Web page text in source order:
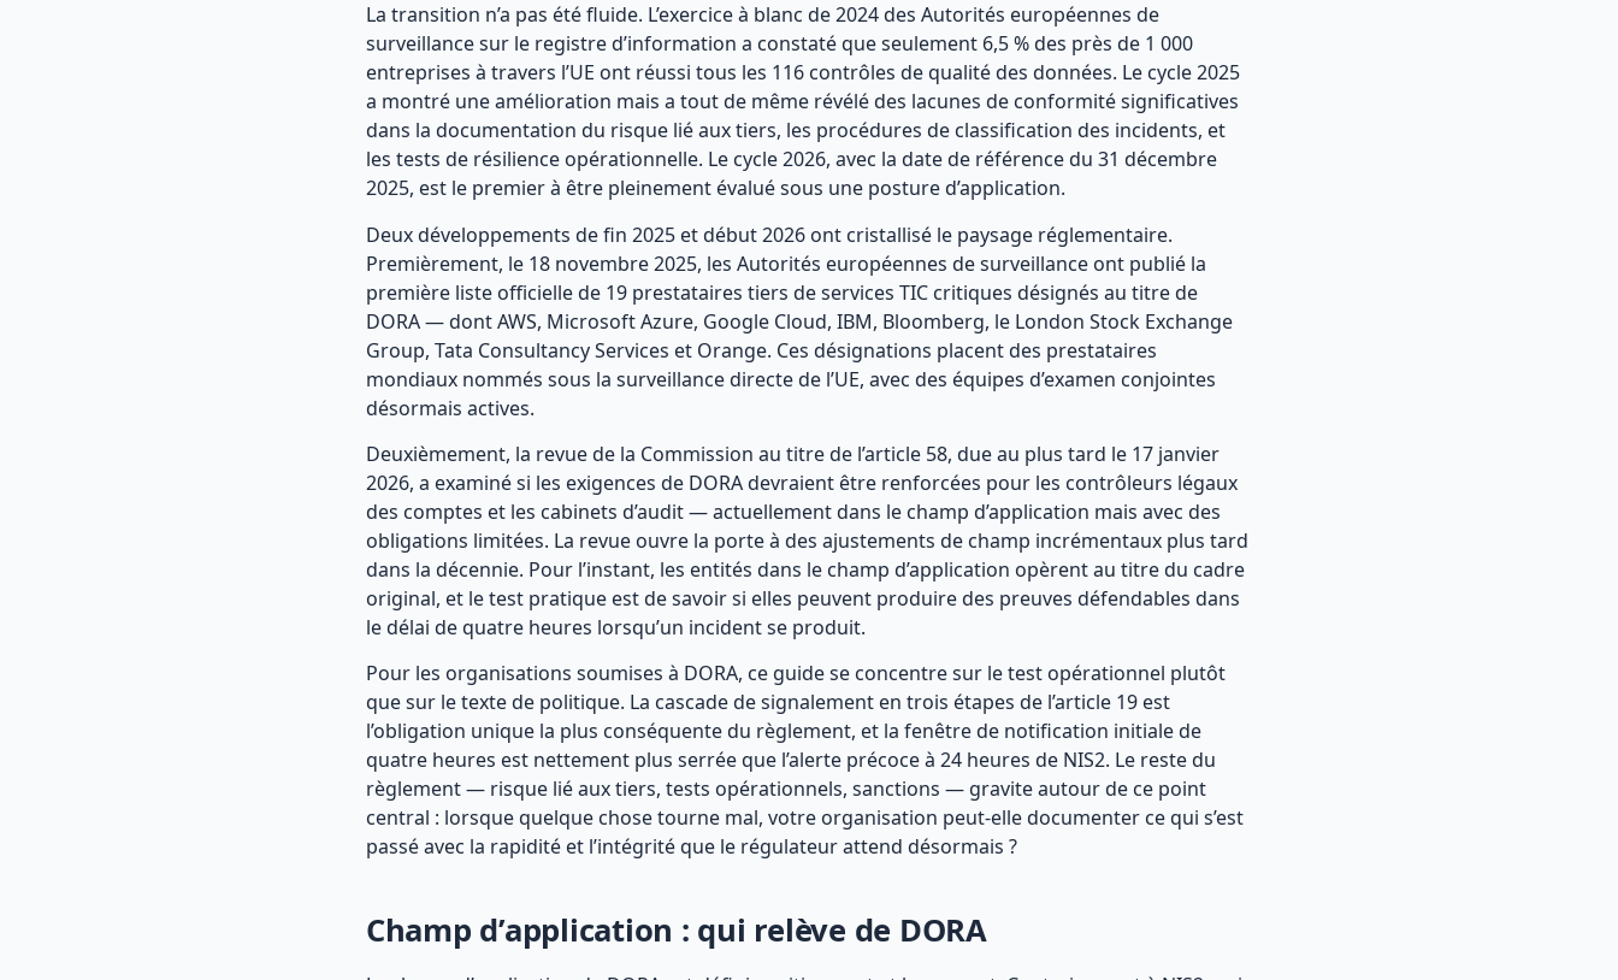
La transition n’a pas été fluide. L’exercice à blanc de 2024 des Autorités européennes de
surveillance sur le registre d’information a constaté que seulement 6,5 % des près de 1 000
entreprises à travers l’UE ont réussi tous les 116 contrôles de qualité des données. Le cycle 2025
a montré une amélioration mais a tout de même révélé des lacunes de conformité significatives
dans la documentation du risque lié aux tiers, les procédures de classification des incidents, et
les tests de résilience opérationnelle. Le cycle 2026, avec la date de référence du 31 décembre
2025, est le premier à être pleinement évalué sous une posture d’application.
Deux développements de fin 2025 et début 2026 ont cristallisé le paysage réglementaire.
Premièrement, le 18 novembre 2025, les Autorités européennes de surveillance ont publié la
première liste officielle de 19 prestataires tiers de services TIC critiques désignés au titre de
DORA — dont AWS, Microsoft Azure, Google Cloud, IBM, Bloomberg, le London Stock Exchange
Group, Tata Consultancy Services et Orange. Ces désignations placent des prestataires
mondiaux nommés sous la surveillance directe de l’UE, avec des équipes d’examen conjointes
désormais actives.
Deuxièmement, la revue de la Commission au titre de l’article 58, due au plus tard le 17 janvier
2026, a examiné si les exigences de DORA devraient être renforcées pour les contrôleurs légaux
des comptes et les cabinets d’audit — actuellement dans le champ d’application mais avec des
obligations limitées. La revue ouvre la porte à des ajustements de champ incrémentaux plus tard
dans la décennie. Pour l’instant, les entités dans le champ d’application opèrent au titre du cadre
original, et le test pratique est de savoir si elles peuvent produire des preuves défendables dans
le délai de quatre heures lorsqu’un incident se produit.
Pour les organisations soumises à DORA, ce guide se concentre sur le test opérationnel plutôt
que sur le texte de politique. La cascade de signalement en trois étapes de l’article 19 est
l’obligation unique la plus conséquente du règlement, et la fenêtre de notification initiale de
quatre heures est nettement plus serrée que l’alerte précoce à 24 heures de NIS2. Le reste du
règlement — risque lié aux tiers, tests opérationnels, sanctions — gravite autour de ce point
central : lorsque quelque chose tourne mal, votre organisation peut-elle documenter ce qui s’est
passé avec la rapidité et l’intégrité que le régulateur attend désormais ?
Champ d’application : qui relève de DORA